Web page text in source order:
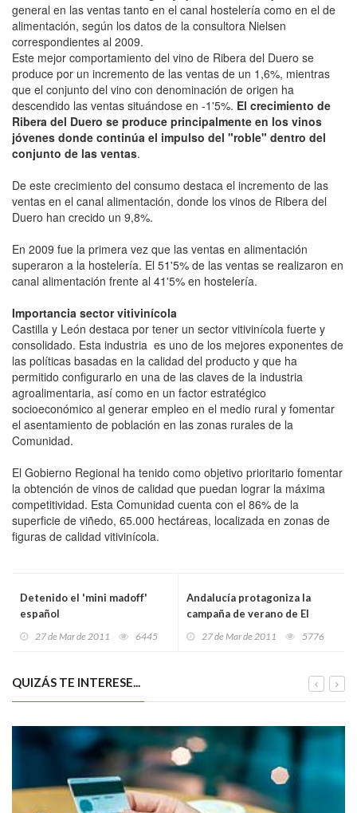
general en las ventas tanto en el canal hostelería como en el de
alimentación, según los datos de la consultora Nielsen
correspondientes al 2009.
Este mejor comportamiento del vino de Ribera del Duero se
produce por un incremento de las ventas de un 1,6%, mientras
que el conjunto del vino con denominación de origen ha
descendido las ventas situándose en -1'5%. El crecimiento de
Ribera del Duero se produce principalmente en los vinos
jóvenes donde continúa el impulso del "roble" dentro del
conjunto de las ventas.
De este crecimiento del consumo destaca el incremento de las
ventas en el canal alimentación, donde los vinos de Ribera del
Duero han crecido un 9,8%.
En 2009 fue la primera vez que las ventas en alimentación
superaron a la hostelería. El 51'5% de las ventas se realizaron en
canal alimentación frente al 41'5% en hostelería.
Importancia sector vitivinícola
Castilla y León destaca por tener un sector vitivinícola fuerte y
consolidado. Esta industria es uno de los mejores exponentes de
las políticas basadas en la calidad del producto y que ha
permitido configurarlo en una de las claves de la industria
agroalimentaria, así como en un factor estratégico
socioeconómico al generar empleo en el medio rural y fomentar
el asentamiento de población en las zonas rurales de la
Comunidad.
El Gobierno Regional ha tenido como objetivo prioritario fomentar
la obtención de vinos de calidad que puedan lograr la máxima
competitividad. Esta Comunidad cuenta con el 86% de la
superficie de viñedo, 65.000 hectáreas, localizada en zonas de
figuras de calidad vitivinícola.
Detenido el 'mini madoff'
español
27 de Mar de 2011 6445
Andalucía protagoniza la
campaña de verano de El
27 de Mar de 2011 5776
QUIZÁS TE INTERESE...